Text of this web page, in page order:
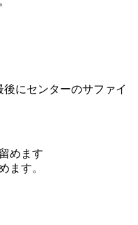
にセンターのサファイ
ます。